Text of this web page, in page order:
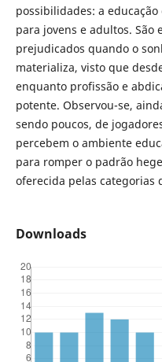
possibilidades: a
para jovens e adultos. São
prejudicados quando o
materializa, visto que
enquanto profissão e
potente. Observou-se,
sendo poucos, de
percebem o ambiente
para romper o padrão
oferecida pelas categorias
Downloads